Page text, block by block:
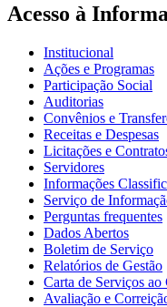
Acesso à
Institucional
Ações e Programas
Participação Social
Auditorias
Convênios e
Receitas e Despesas
Licitações e
Servidores
Informações
Serviço de
Perguntas frequentes
Dados Abertos
Boletim de Serviço
Relatórios de Gestão
Carta de Serviços ao
Avaliação e